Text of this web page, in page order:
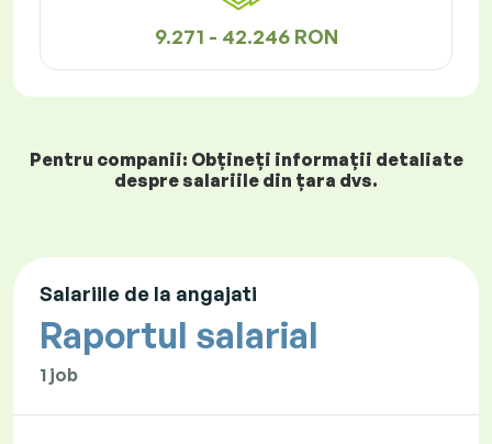
9.271 - 42.246 RON
Pentru companii: Obțineți informații detaliate
despre salariile din țara dvs.
Salariile de la angajati
Raportul salarial
1 job